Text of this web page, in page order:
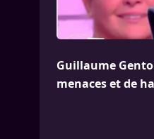
Guillaume
menaces et de